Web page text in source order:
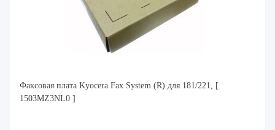
Факсовая плата Kyocera Fax System (R) для 181/221, [
1503MZ3NL0 ]